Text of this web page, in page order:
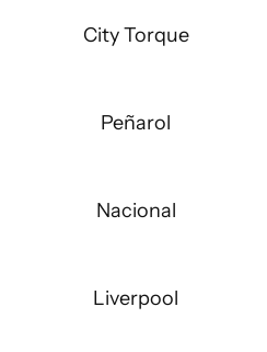
City Torque
Peñarol
Nacional
Liverpool